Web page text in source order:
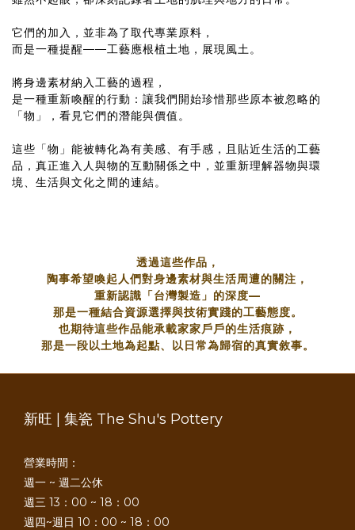
它們的加入，並非為了取代專業原料，
而是一種提醒——工藝應根植土地，展現風土。
將身邊素材納入工藝的過程，
是一種重新喚醒的行動：讓我們開始珍惜那些原本被忽略的
「物」，看見它們的潛能與價值。
這些「物」能被轉化為有美感、有手感，且貼近生活的工藝
品，真正進入人與物的互動關係之中，並重新理解器物與環
境、生活與文化之間的連結。
透過這些作品，
陶事希望喚起人們對身邊素材與生活周遭的關注，
重新認識「台灣製造」的深度—
那是一種結合資源選擇與技術實踐的工藝態度。
也期待這些作品能承載家家戶戶的生活痕跡，
那是一段以土地為起點、以日常為歸宿的真實敘事。
新旺 | 集瓷 The Shu's Pottery
營業時間：
週一 ~ 週二公休
週三 13：00 ~ 18：00
週四~週日 10：00 ~ 18：00